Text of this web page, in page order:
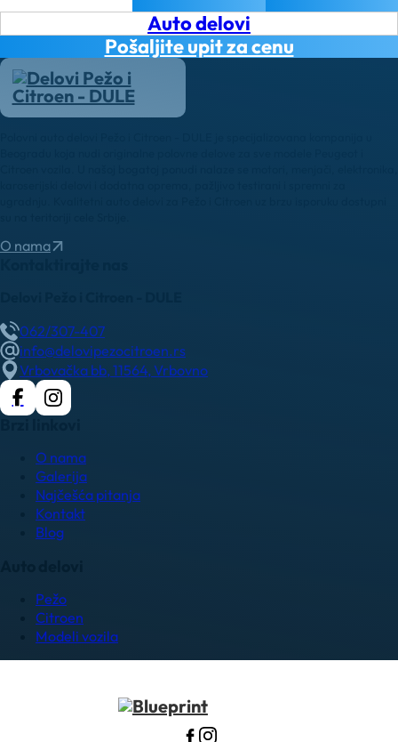
Auto delovi
Pošaljite upit za cenu
O nama
O nama
Galerija
Najčešća pitanja
Kontakt
Blog
Pežo
Citroen
Modeli vozila
062/307-407
info@delovipezocitroen.rs
Vrbovačka bb, 11564, Vrbovno